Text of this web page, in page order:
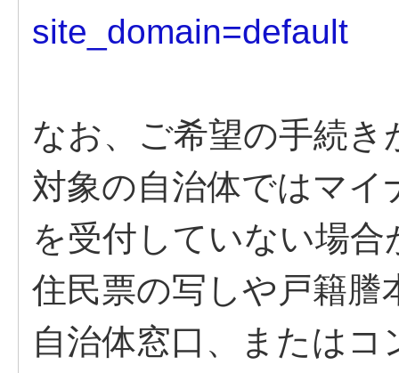
site_domain=default
なお、ご希望の手続
対象の自治体ではマ
を受付していない場合
住民票の写しや戸籍謄
自治体窓口、または